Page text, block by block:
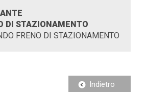
DI STAZIONAMENTO
FRENO DI STAZIONAMENTO
Indietro